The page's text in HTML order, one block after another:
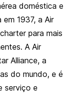
doméstica e
1937, a Air
para mais
A Air
Alliance, a
do mundo, e é
serviço e